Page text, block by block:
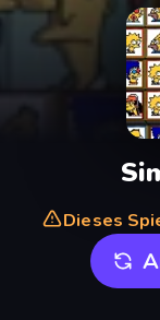
Dieses